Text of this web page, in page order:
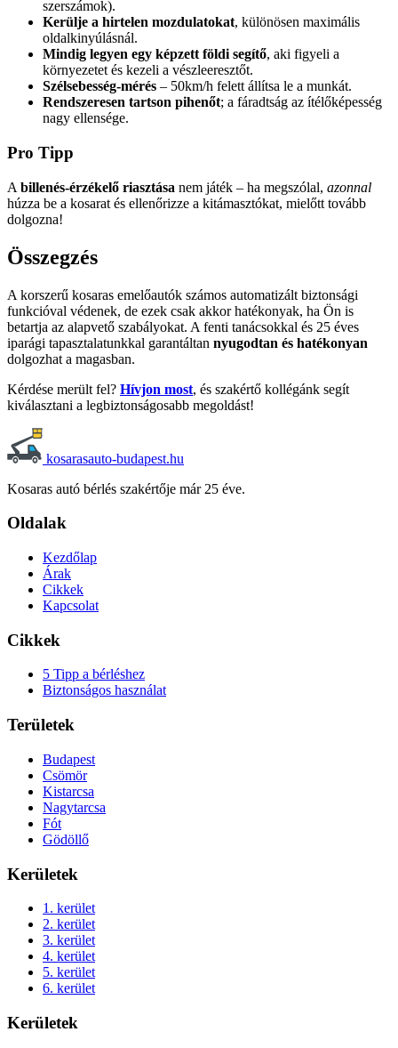
szerszámok).
Kerülje a hirtelen mozdulatokat, különösen maximális
oldalkinyúlásnál.
Mindig legyen egy képzett földi segítő, aki figyeli a
környezetet és kezeli a vészleeresztőt.
Szélsebesség-mérés – 50km/h felett állítsa le a munkát.
Rendszeresen tartson pihenőt; a fáradtság az ítélőképesség
nagy ellensége.
Pro Tipp
A billenés-érzékelő riasztása nem játék – ha megszólal, azonnal
húzza be a kosarat és ellenőrizze a kitámasztókat, mielőtt tovább
dolgozna!
Összegzés
A korszerű kosaras emelőautók számos automatizált biztonsági
funkcióval védenek, de ezek csak akkor hatékonyak, ha Ön is
betartja az alapvető szabályokat. A fenti tanácsokkal és 25 éves
iparági tapasztalatunkkal garantáltan nyugodtan és hatékonyan
dolgozhat a magasban.
Kérdése merült fel? Hívjon most, és szakértő kollégánk segít
kiválasztani a legbiztonságosabb megoldást!
kosarasauto-budapest.hu
Kosaras autó bérlés szakértője már 25 éve.
Oldalak
Kezdőlap
Árak
Cikkek
Kapcsolat
Cikkek
5 Tipp a bérléshez
Biztonságos használat
Területek
Budapest
Csömör
Kistarcsa
Nagytarcsa
Fót
Gödöllő
Kerületek
1. kerület
2. kerület
3. kerület
4. kerület
5. kerület
6. kerület
Kerületek